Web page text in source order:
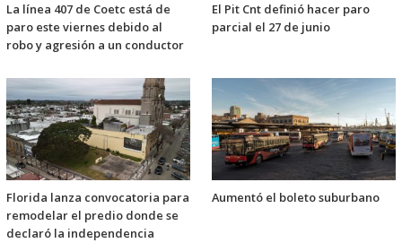
La línea 407 de Coetc está de
paro este viernes debido al
robo y agresión a un conductor
El Pit Cnt definió hacer paro
parcial el 27 de junio
Florida lanza convocatoria para
remodelar el predio donde se
declaró la independencia
Aumentó el boleto suburbano